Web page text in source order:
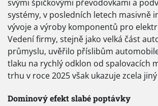
svými špičkovými převodovkami a
systémy, v posledních letech masivně
vývoje a výroby komponentů pro
Vedení firmy, stejně jako velká část
průmyslu, uvěřilo příslibům
tlaku na rychlý odklon od spalovacích
trhu v roce 2025 však ukazuje zcela
Dominový efekt slabé poptávky